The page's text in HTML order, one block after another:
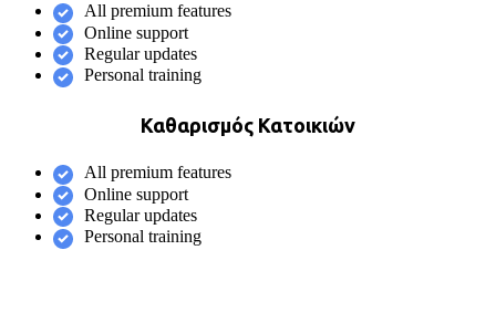
All premium features
Online support
Regular updates
Personal training
Καθαρισμός Κατοικιών
All premium features
Online support
Regular updates
Personal training